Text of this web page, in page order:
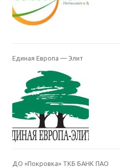
Единая Европа — Элит
ДО «Покровка» ТКБ БАНК ПАО